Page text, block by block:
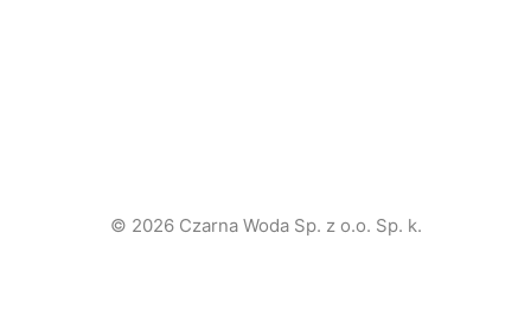
© 2026 Czarna Woda Sp. z o.o. Sp. k.